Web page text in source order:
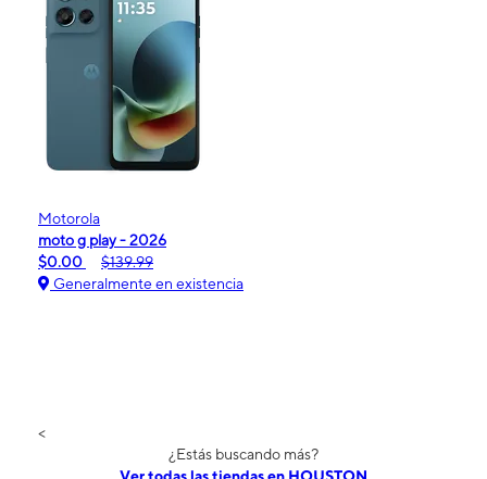
Motorola
moto g play - 2026
$0.00
$139.99
Generalmente en existencia
<
¿Estás buscando más?